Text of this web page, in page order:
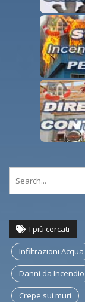
I più cercati
Infiltrazioni Acqua
Danni da Incendio
Crepe sui muri